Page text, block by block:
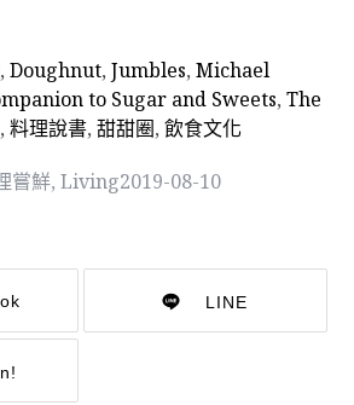
, Doughnut, Jumbles, Michael
to Sugar and Sweets, The
, 料理說書, 甜甜圈, 飲食文化
嘗鮮, Living2019-08-10
LINE